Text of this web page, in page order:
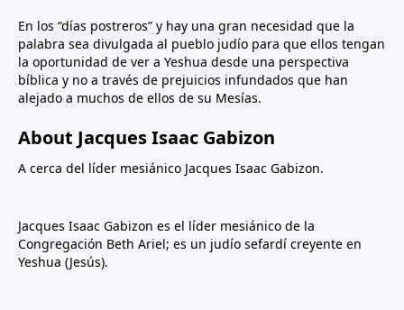
En los “días postreros” y hay una gran necesidad que la
palabra sea divulgada al pueblo judío para que ellos tengan
la oportunidad de ver a Yeshua desde una perspectiva
bíblica y no a través de prejuicios infundados que han
alejado a muchos de ellos de su Mesías.
About Jacques Isaac Gabizon
A cerca del líder mesiánico Jacques Isaac Gabizon.
Jacques Isaac Gabizon es el líder mesiánico de la
Congregación Beth Ariel; es un judío sefardí creyente en
Yeshua (Jesús).